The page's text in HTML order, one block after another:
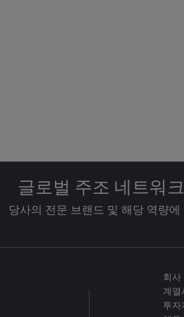
글로벌 주조 네트워
당사의 전문 브랜드 및 해당 역량
회사
계열
투자